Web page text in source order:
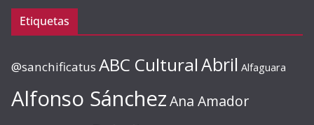
Etiquetas
@sanchificatus ABC CulturalAbril Alfaguara
Alfonso SánchezAna Amador